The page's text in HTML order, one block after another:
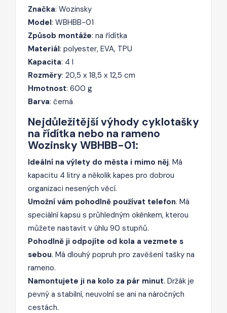
Značka: Wozinsky
Model: WBHBB-01
Způsob montáže: na řídítka
Materiál: polyester, EVA, TPU
Kapacita: 4 l
Rozměry: 20,5 x 18,5 x 12,5 cm
Hmotnost: 600 g
Barva: černá
Nejdůležitější výhody cyklotašky
na řídítka nebo na rameno
Wozinsky WBHBB-01:
Ideální na výlety do města i mimo něj. Má
kapacitu 4 litry a několik kapes pro dobrou
organizaci nesených věcí.
Umožní vám pohodlně používat telefon. Má
speciální kapsu s průhledným okénkem, kterou
můžete nastavit v úhlu 90 stupňů.
Pohodlně ji odpojíte od kola a vezmete s
sebou. Má dlouhý popruh pro zavěšení tašky na
rameno.
Namontujete ji na kolo za pár minut. Držák je
pevný a stabilní, neuvolní se ani na náročných
cestách.